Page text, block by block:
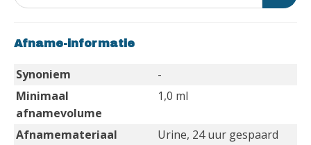
Afname-informatie
Synoniem
-
Minimaal
afnamevolume
1,0 ml
Afnamemateriaal
Urine, 24 uur gespaard